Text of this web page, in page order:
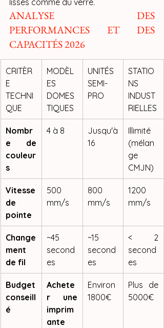
ANALYSE DES
PERFORMANCES ET DES
CAPACITÉS 2026
CRITÈR
E
TECHNI
QUE
MODÈL
ES
DOMES
TIQUES
UNITÉS
SEMI-
PRO
STATIO
NS
INDUST
RIELLES
Nombr
e de
couleur
s
4 à 8
Jusqu'à
16
Illimité
(mélan
ge
CMJN)
Vitesse
de
pointe
500
mm/s
800
mm/s
1200
mm/s
Change
ment
de fil
~45
second
es
~15
second
es
< 2
second
es
Budget
conseill
é
Achete
r une
imprim
ante
Environ
1800€
Plus de
5000€